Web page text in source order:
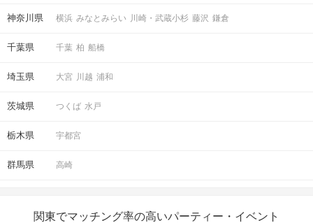
神奈川県 横浜 みなとみらい 川崎・武蔵小杉 藤沢 鎌倉
千葉県 千葉 柏 船橋
埼玉県 大宮 川越 浦和
茨城県 つくば 水戸
栃木県 宇都宮
群馬県 高崎
関東でマッチング率の高いパーティー・イベント